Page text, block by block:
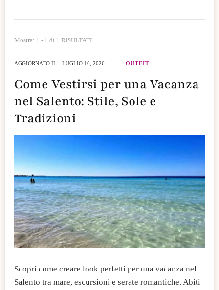
Mostra: 1 - 1 di 1 RISULTATI
AGGIORNATO IL LUGLIO 16, 2026 OUTFIT
Come Vestirsi per una Vacanza
nel Salento: Stile, Sole e
Tradizioni
Scopri come creare look perfetti per una vacanza nel
Salento tra mare, escursioni e serate romantiche. Abiti